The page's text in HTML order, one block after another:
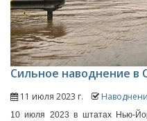
Сильное наводнение в
11 июля 2023 г.
10 июля 2023 в штатах Нью-